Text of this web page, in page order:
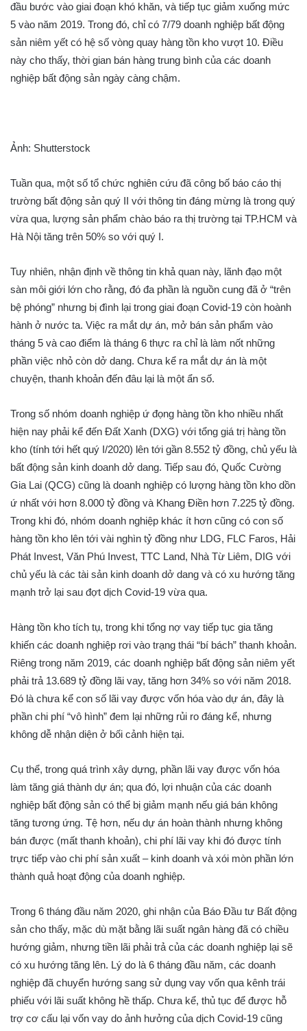
đầu bước vào giai đoạn khó khăn, và tiếp tục giảm xuống mức
5 vào năm 2019. Trong đó, chỉ có 7/79 doanh nghiệp bất động
sản niêm yết có hệ số vòng quay hàng tồn kho vượt 10. Điều
này cho thấy, thời gian bán hàng trung bình của các doanh
nghiệp bất động sản ngày càng chậm.
Ảnh: Shutterstock
Tuần qua, một số tổ chức nghiên cứu đã công bố báo cáo thị
trường bất động sản quý II với thông tin đáng mừng là trong quý
vừa qua, lượng sản phẩm chào báo ra thị trường tại TP.HCM và
Hà Nội tăng trên 50% so với quý I.
Tuy nhiên, nhận định về thông tin khả quan này, lãnh đạo một
sàn môi giới lớn cho rằng, đó đa phần là nguồn cung đã ở “trên
bệ phóng” nhưng bị đình lại trong giai đoạn Covid-19 còn hoành
hành ở nước ta. Việc ra mắt dự án, mở bán sản phẩm vào
tháng 5 và cao điểm là tháng 6 thực ra chỉ là làm nốt những
phần việc nhỏ còn dở dang. Chưa kể ra mắt dự án là một
chuyện, thanh khoản đến đâu lại là một ẩn số.
Trong số nhóm doanh nghiệp ứ đọng hàng tồn kho nhiều nhất
hiện nay phải kể đến Đất Xanh (DXG) với tổng giá trị hàng tồn
kho (tính tới hết quý I/2020) lên tới gần 8.552 tỷ đồng, chủ yếu là
bất động sản kinh doanh dở dang. Tiếp sau đó, Quốc Cường
Gia Lai (QCG) cũng là doanh nghiệp có lượng hàng tồn kho dồn
ứ nhất với hơn 8.000 tỷ đồng và Khang Điền hơn 7.225 tỷ đồng.
Trong khi đó, nhóm doanh nghiệp khác ít hơn cũng có con số
hàng tồn kho lên tới vài nghìn tỷ đồng như LDG, FLC Faros, Hải
Phát Invest, Văn Phú Invest, TTC Land, Nhà Từ Liêm, DIG với
chủ yếu là các tài sản kinh doanh dở dang và có xu hướng tăng
mạnh trở lại sau đợt dịch Covid-19 vừa qua.
Hàng tồn kho tích tụ, trong khi tổng nợ vay tiếp tục gia tăng
khiến các doanh nghiệp rơi vào trạng thái “bí bách” thanh khoản.
Riêng trong năm 2019, các doanh nghiệp bất động sản niêm yết
phải trả 13.689 tỷ đồng lãi vay, tăng hơn 34% so với năm 2018.
Đó là chưa kể con số lãi vay được vốn hóa vào dự án, đây là
phần chi phí “vô hình” đem lại những rủi ro đáng kể, nhưng
không dễ nhận diện ở bối cảnh hiện tại.
Cụ thể, trong quá trình xây dựng, phần lãi vay được vốn hóa
làm tăng giá thành dự án; qua đó, lợi nhuận của các doanh
nghiệp bất động sản có thể bị giảm mạnh nếu giá bán không
tăng tương ứng. Tệ hơn, nếu dự án hoàn thành nhưng không
bán được (mất thanh khoản), chi phí lãi vay khi đó được tính
trực tiếp vào chi phí sản xuất – kinh doanh và xói mòn phần lớn
thành quả hoạt động của doanh nghiệp.
Trong 6 tháng đầu năm 2020, ghi nhận của Báo Đầu tư Bất động
sản cho thấy, mặc dù mặt bằng lãi suất ngân hàng đã có chiều
hướng giảm, nhưng tiền lãi phải trả của các doanh nghiệp lại sẽ
có xu hướng tăng lên. Lý do là 6 tháng đầu năm, các doanh
nghiệp đã chuyển hướng sang sử dụng vay vốn qua kênh trái
phiếu với lãi suất không hề thấp. Chưa kể, thủ tục để được hỗ
trợ cơ cấu lại vốn vay do ảnh hưởng của dịch Covid-19 cũng